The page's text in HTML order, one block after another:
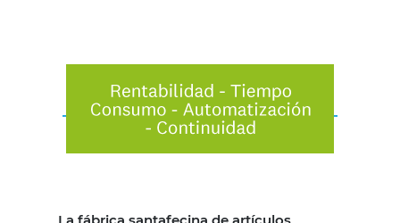
La fábrica santafecina de artículos